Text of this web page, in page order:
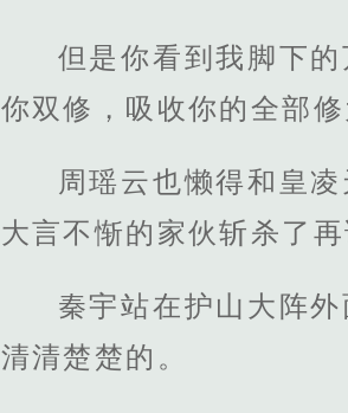
但是你看到我脚下
你双修，吸收你的全部修
周瑶云也懒得和皇
大言不惭的家伙斩杀了再
秦宇站在护山大阵
清清楚楚的。